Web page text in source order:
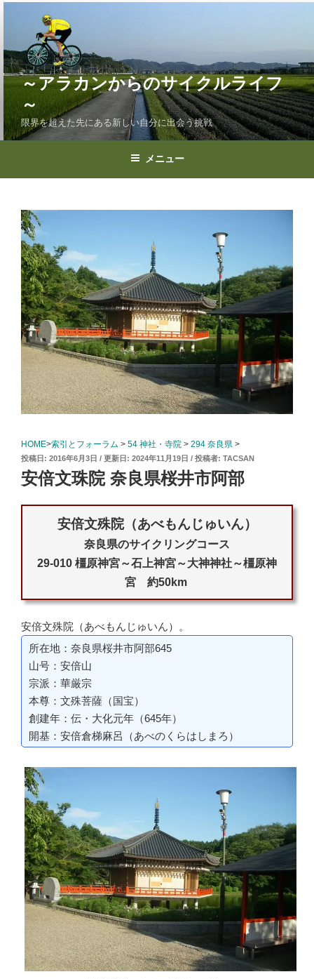
ン
ツ
キ
ッ
～アラカンからのサイクルライフ
～
限界を超えた先にある新しい自分に出会う挑戦
メニュー
HOME>索引とフォーラム > 54 神社・寺院 > 294 奈良県 >
投
稿
日:
2016年6月3日 2024年11月19日 投稿者: TACSAN
安倍文珠院 奈良県桜井市阿部
安倍文殊院（あべもんじゅいん）
奈良県のサイクリングコース
29-010 橿原神宮～石上神宮～大神神社～橿原神
宮 約50km
安倍文殊院（あべもんじゅいん）。
所在地：奈良県桜井市阿部645
山号：安倍山
宗派：華厳宗
本尊：文殊菩薩（国宝）
創建年：伝・大化元年（645年）
開基：安倍倉梯麻呂（あべのくらはしまろ）